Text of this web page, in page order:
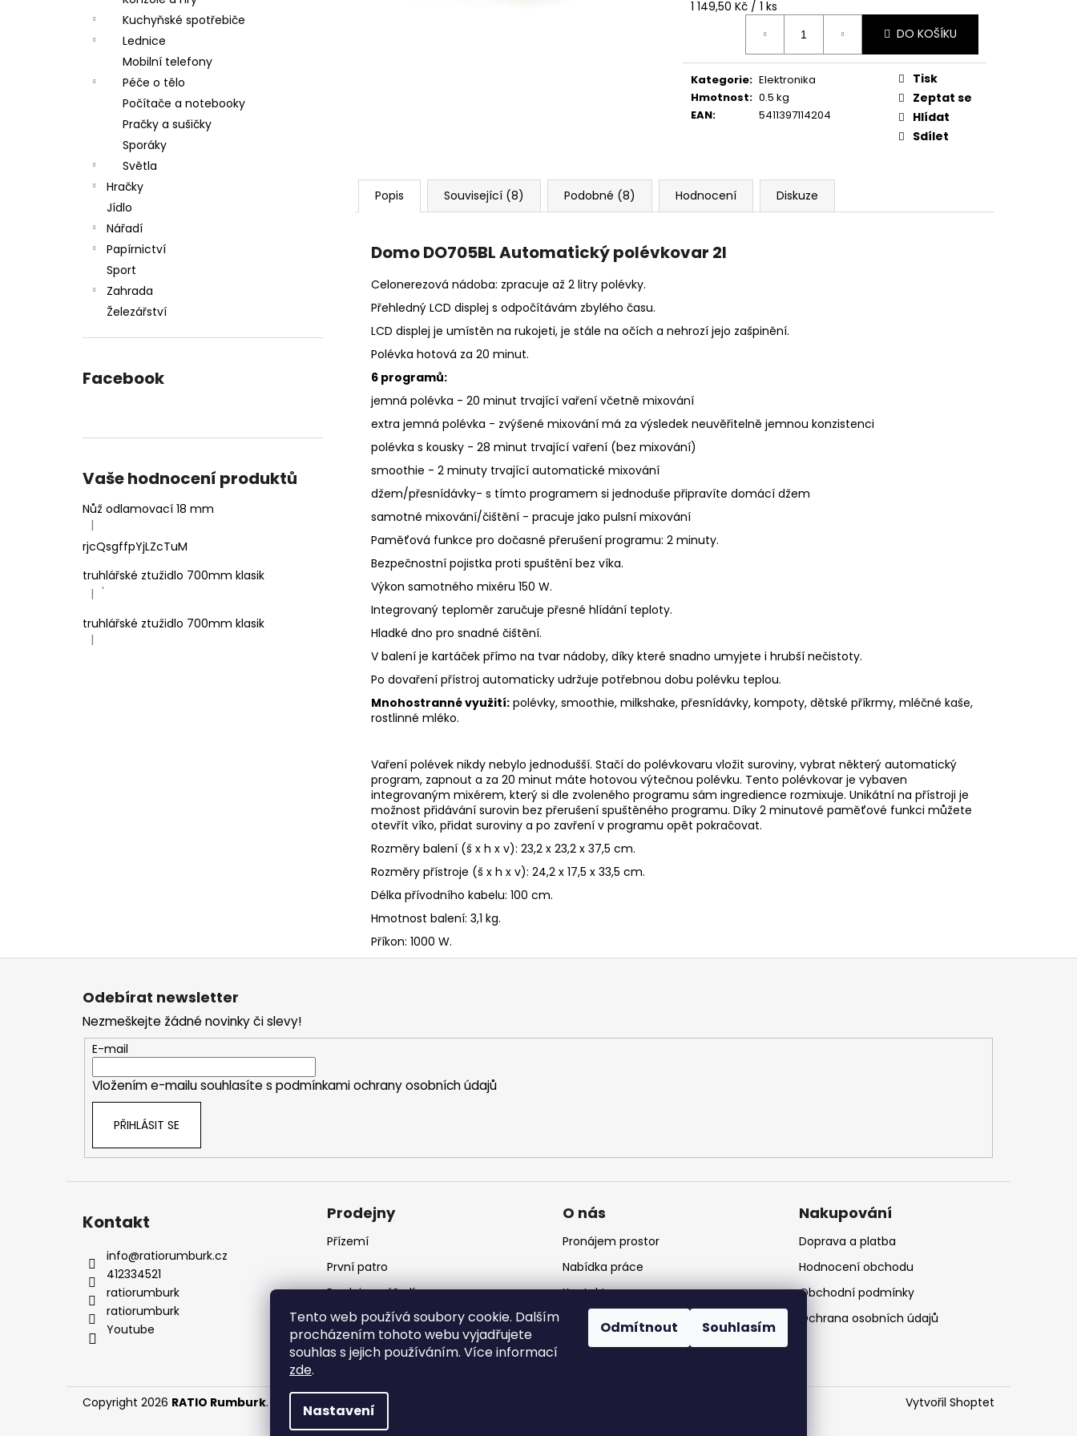
Tento web používá soubory cookie. Dalším
procházením tohoto webu vyjadřujete
souhlas s jejich používáním. Více informací
zde.
Nastavení
Odmítnout Souhlasím
Kuchyňské spotřebiče
Lednice
Mobilní telefony
Péče o tělo
Počítače a notebooky
Pračky a sušičky
Sporáky
Světla
Hračky
Jídlo
Nářadí
Papírnictví
Sport
Zahrada
Železářství
Facebook
Vaše hodnocení produktů
Nůž odlamovací 18 mm
Hodnocení produktu je 4 z 5 hvězdiček.
|
rjcQsgffpYjLZcTuM
truhlářské ztužidlo 700mm klasik
Hodnocení produktu je 5 z 5 hvězdiček.
| '
truhlářské ztužidlo 700mm klasik
Hodnocení produktu je 5 z 5 hvězdiček.
|
Měrná
1 149,50 Kč / 1 ks
DO KOŠÍKU
Kategorie: Elektronika
Hmotnost: 0.5 kg
EAN: 5411397114204
Tisk
Zeptat se
Hlídat
Sdílet
Popis Související (8) Podobné (8) Hodnocení Diskuze
Domo DO705BL Automatický polévkovar 2l
Celonerezová nádoba: zpracuje až 2 litry polévky.
Přehledný LCD displej s odpočítávám zbylého času.
LCD displej je umístěn na rukojeti, je stále na očích a nehrozí jejo zašpinění.
Polévka hotová za 20 minut.
6 programů:
jemná polévka - 20 minut trvající vaření včetně mixování
extra jemná polévka - zvýšené mixování má za výsledek neuvěřitelně jemnou konzistenci
polévka s kousky - 28 minut trvající vaření (bez mixování)
smoothie - 2 minuty trvající automatické mixování
džem/přesnídávky- s tímto programem si jednoduše připravíte domácí džem
samotné mixování/čištění - pracuje jako pulsní mixování
Paměťová funkce pro dočasné přerušení programu: 2 minuty.
Bezpečnostní pojistka proti spuštění bez víka.
Výkon samotného mixéru 150 W.
Integrovaný teploměr zaručuje přesné hlídání teploty.
Hladké dno pro snadné čištění.
V balení je kartáček přímo na tvar nádoby, díky které snadno umyjete i hrubší nečistoty.
Po dovaření přístroj automaticky udržuje potřebnou dobu polévku teplou.
Mnohostranné využití: polévky, smoothie, milkshake, přesnídávky, kompoty, dětské příkrmy, mléčné kaše,
rostlinné mléko.
Vaření polévek nikdy nebylo jednodušší. Stačí do polévkovaru vložit suroviny, vybrat některý automatický
program, zapnout a za 20 minut máte hotovou výtečnou polévku. Tento polévkovar je vybaven
integrovaným mixérem, který si dle zvoleného programu sám ingredience rozmixuje. Unikátní na přístroji je
možnost přidávání surovin bez přerušení spuštěného programu. Díky 2 minutové paměťové funkci můžete
otevřít víko, přidat suroviny a po zavření v programu opět pokračovat.
Rozměry balení (š x h x v): 23,2 x 23,2 x 37,5 cm.
Rozměry přístroje (š x h x v): 24,2 x 17,5 x 33,5 cm.
Délka přívodního kabelu: 100 cm.
Hmotnost balení: 3,1 kg.
Příkon: 1000 W.
Z
Odebírat newsletter
Nezmeškejte žádné novinky či slevy!
E-mail
Vložením e-mailu souhlasíte s podmínkami ochrany osobních údajů
PŘIHLÁSIT SE
Kontakt
info@ratiorumburk.cz
412334521
ratiorumburk
ratiorumburk
Youtube
Prodejny
Přízemí
První patro
Prodejna nářadí
Prodejna krmiv
O nás
Pronájem prostor
Nabídka práce
Kontakt
Nakupování
Doprava a platba
Hodnocení obchodu
Obchodní podmínky
Ochrana osobních údajů
Vytvořil Shoptet
Copyright 2026 RATIO Rumburk. Všechna práva vyhrazena.